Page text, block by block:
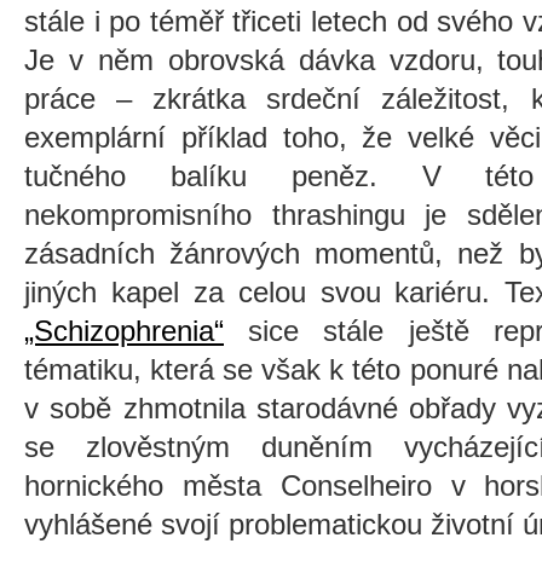
stále i po téměř třiceti letech od svého
Je v něm obrovská dávka vzdoru,
práce – zkrátka srdeční záležitost,
exemplární příklad toho, že velké
tučného balíku peněz. V této
nekompromisního thrashingu je
zásadních žánrových momentů, než
jiných kapel za celou svou kariéru.
„Schizophrenia“ sice stále ještě
tématiku, která se však k této ponuré
v sobě zhmotnila starodávné obřady
se zlověstným duněním
hornického města Conselheiro v
vyhlášené svojí problematickou životní